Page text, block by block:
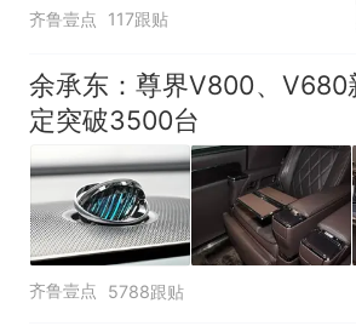
齐鲁壹点 117跟贴
余承东：尊界V800、V680
定突破3500台
齐鲁壹点 5788跟贴